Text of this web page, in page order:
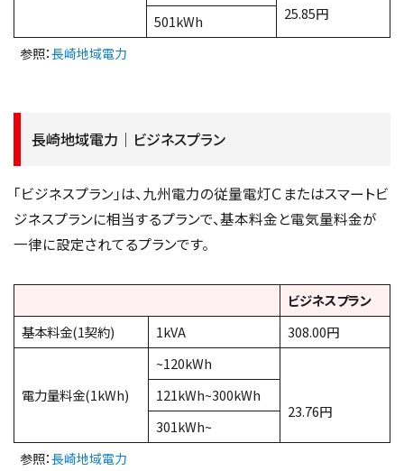
25.85円
501kWh
参照：長崎地域電力
長崎地域電力｜ビジネスプラン
「ビジネスプラン」は、九州電力の従量電灯Ｃまたはスマートビ
ジネスプランに相当するプランで、基本料金と電気量料金が
一律に設定されてるプランです。
ビジネスプラン
基本料金(1契約)
1kVA 308.00円
電力量料金(1kWh)
~120kWh
23.76円
121kWh~300kWh
301kWh~
参照：長崎地域電力